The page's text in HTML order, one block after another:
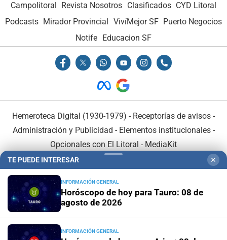
Campolitoral Revista Nosotros Clasificados CYD Litoral
Podcasts Mirador Provincial VivíMejor SF Puerto Negocios
Notife
Educacion SF
Hemeroteca Digital (1930-1979) - Receptorías de avisos -
Administración y Publicidad - Elementos institucionales-
Opcionales con El Litoral - MediaKit
En Asociación con:
TE PUEDE INTERESAR ✕
INFORMACIÓN GENERAL
Horóscopo de hoy para Tauro: 08 de
agosto de 2026
INFORMACIÓN GENERAL